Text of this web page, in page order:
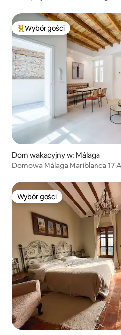
Najpopularniejsze z kategorii
Wybór gości
Dom wakacyjny w: Málaga
Domowa Málaga Mariblanca 17
Wybór gości
Wybór gości